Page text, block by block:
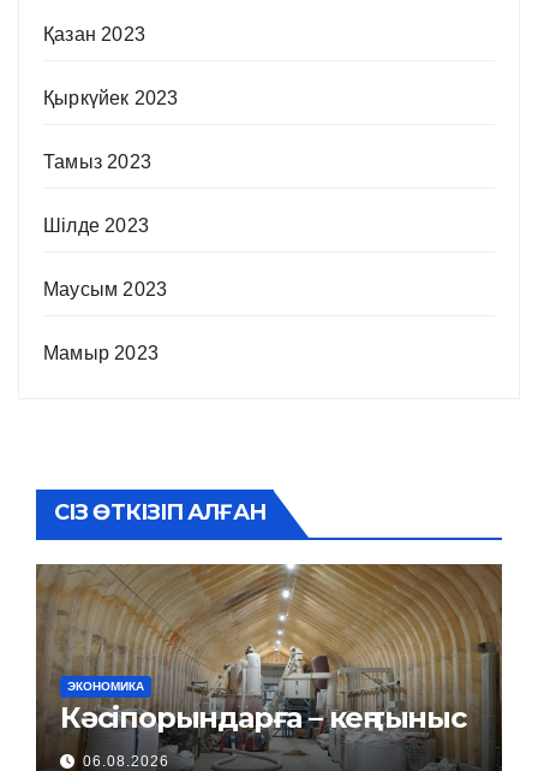
Қазан 2023
Қыркүйек 2023
Тамыз 2023
Шілде 2023
Маусым 2023
Мамыр 2023
СІЗ ӨТКІЗІП АЛҒАН
ЭКОНОМИКА
Кәсіпорындарға – кең тыныс
06.08.2026